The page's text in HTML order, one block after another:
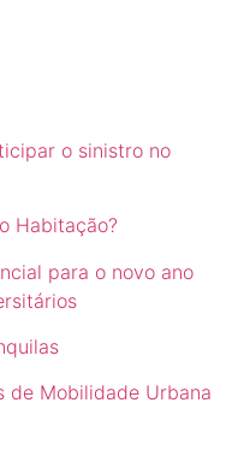
o sinistro no
Habitação?
para o novo ano
de Mobilidade Urbana